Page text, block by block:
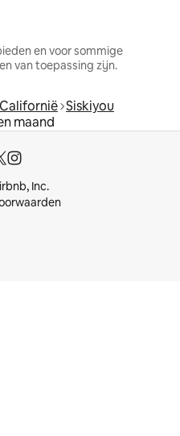
en voor sommige
van toepassing zijn.
Californië Siskiyou
maand
Inc.